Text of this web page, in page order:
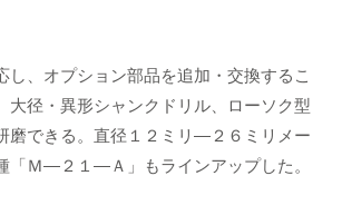
し、オプション部品を追加・交換するこ
大径・異形シャンクドリル、ローソク型
磨できる。直径１２ミリ―２６ミリメー
「Ｍ―２１―Ａ」もラインアップした。